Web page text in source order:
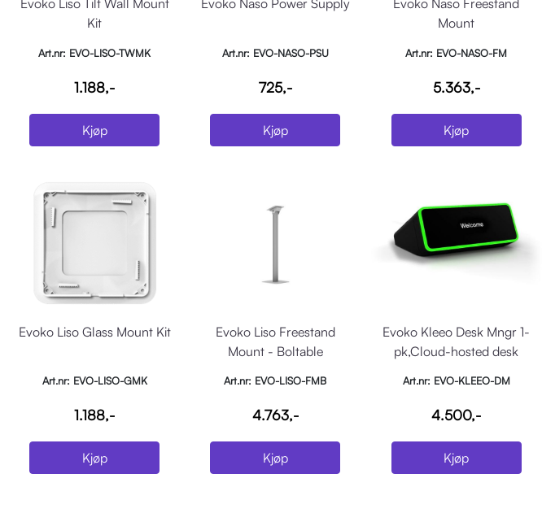
Evoko Liso Tilt Wall Mount
Kit
Art.nr: EVO-LISO-TWMK
1.188,-
Kjøp
Evoko Naso Power Supply
Art.nr: EVO-NASO-PSU
725,-
Kjøp
Evoko Naso Freestand
Mount
Art.nr: EVO-NASO-FM
5.363,-
Kjøp
Evoko Liso Glass Mount Kit
Art.nr: EVO-LISO-GMK
1.188,-
Kjøp
Evoko Liso Freestand
Mount - Boltable
Art.nr: EVO-LISO-FMB
4.763,-
Kjøp
Evoko Kleeo Desk Mngr 1-
pk,Cloud-hosted desk
Art.nr: EVO-KLEEO-DM
4.500,-
Kjøp